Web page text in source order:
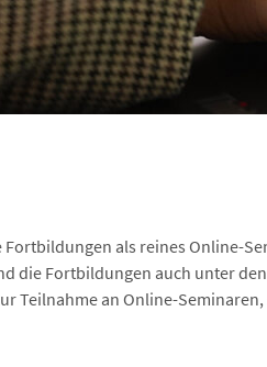
Fortbildungen als reines Online-
die Fortbildungen auch unter
Teilnahme an Online-